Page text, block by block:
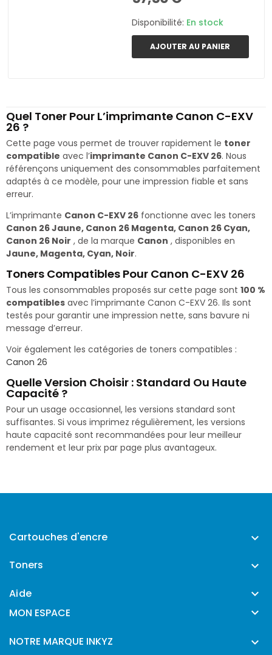
Disponibilité: En stock
AJOUTER AU PANIER
Quel Toner Pour L’imprimante Canon C-EXV
26 ?
Cette page vous permet de trouver rapidement le toner
compatible avec l’imprimante Canon C-EXV 26. Nous
référençons uniquement des consommables parfaitement
adaptés à ce modèle, pour une impression fiable et sans
erreur.
L’imprimante Canon C-EXV 26 fonctionne avec les toners
Canon 26 Jaune, Canon 26 Magenta, Canon 26 Cyan,
Canon 26 Noir , de la marque Canon , disponibles en
Jaune, Magenta, Cyan, Noir.
Toners Compatibles Pour Canon C-EXV 26
Tous les consommables proposés sur cette page sont 100 %
compatibles avec l’imprimante Canon C-EXV 26. Ils sont
testés pour garantir une impression nette, sans bavure ni
message d’erreur.
Voir également les catégories de toners compatibles :
Canon 26
Quelle Version Choisir : Standard Ou Haute
Capacité ?
Pour un usage occasionnel, les versions standard sont
suffisantes. Si vous imprimez régulièrement, les versions
haute capacité sont recommandées pour leur meilleur
rendement et leur prix par page plus avantageux.
Cartouches d'encre 
Toners 
Aide 
MON ESPACE 
NOTRE MARQUE INKYZ 